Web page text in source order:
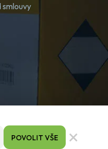
smlouvy
POVOLIT VŠE